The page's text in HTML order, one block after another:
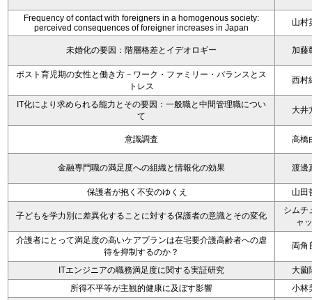
Frequency of contact with foreigners in a homogenous society:
perceived consequences of foreigner increases in Japan
山村
未婚化の要因：階層格差とイデオロギー 加藤
ポスト育児期の女性と働き方－ワーク・ファミリー・バランスとス
トレス
西村
IT化により求められる能力とその要因：一般職と中間管理職につい
て
大井
意識調査 高橋
金融専門職の満足度への組織と情報化の効果 渡邊
保護者が抱く不安のゆくえ 山田
子どもを学力別に差異化することに対する保護者の意識とその変化
シムチ
ャ
介護者にとって満足度の高いケアプランは在宅要介護高齢者への虐
待を抑制するのか？
両角
ITエンジニアの職務満足度に関する実証研究
大薗
所得不平等が主観的健康に及ぼす影響
小林